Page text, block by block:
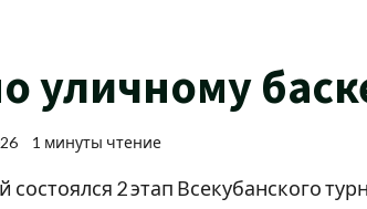
уличному
1 минуты чтение
состоялся 2 этап Всекубанского